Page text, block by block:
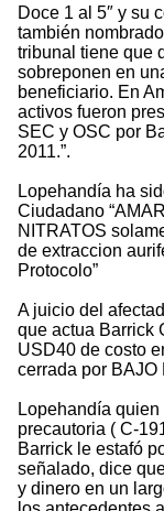
Doce 1 al 5″ y su
también
tribunal tiene que
sobreponen en
beneficiario. En
activos fueron
SEC y OSC por
2011.”.
Lopehandía ha
Ciudadano
NITRATOS
de extraccion
Protocolo”
A juicio del
que actua Barrick
USD40 de costo
cerrada por BAJO
Lopehandía
precautoria ( C-
Barrick le estafó
señalado, dice
y dinero en un